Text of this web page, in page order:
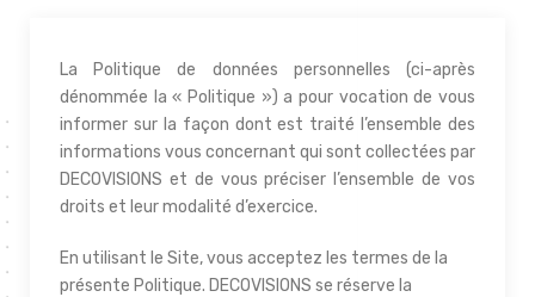
La Politique de données personnelles (ci-après
dénommée la « Politique ») a pour vocation de vous
informer sur la façon dont est traité l’ensemble des
informations vous concernant qui sont collectées par
DECOVISIONS et de vous préciser l’ensemble de vos
droits et leur modalité d’exercice.
En utilisant le Site, vous acceptez les termes de la
présente Politique. DECOVISIONS se réserve la